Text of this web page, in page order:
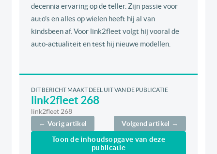
decennia ervaring op de teller. Zijn passie voor
auto's en alles op wielen heeft hij al van
kindsbeen af. Voor link2fleet volgt hij vooral de
auto-actualiteit en test hij nieuwe modellen.
DIT BERICHT MAAKT DEEL UIT VAN DE PUBLICATIE
link2fleet 268
link2fleet 268
← Vorig artikel
Volgend artikel →
Toon de inhoudsopgave van deze
publicatie